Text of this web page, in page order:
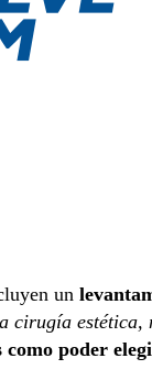
un
cirugía estética,
como poder